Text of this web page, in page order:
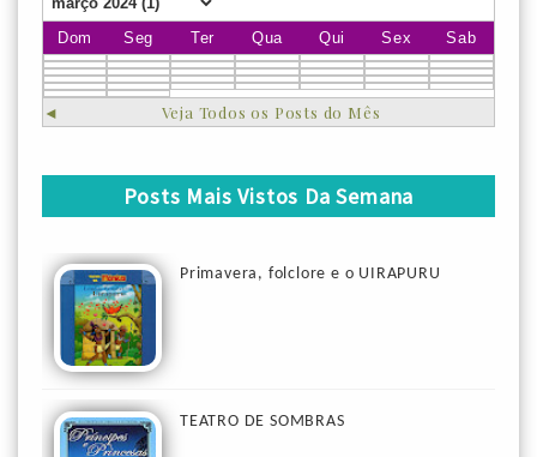
Dom Seg Ter Qua Qui Sex Sab
◄ Veja Todos os Posts do Mês
Posts Mais Vistos Da Semana
Primavera, folclore e o UIRAPURU
TEATRO DE SOMBRAS